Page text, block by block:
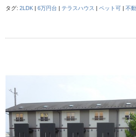
タグ:2LDK |6万円台 |テラスハウス |ペット可 |不